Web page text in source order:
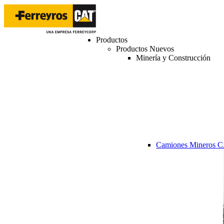
Productos
Productos Nuevos
Minería y Construcción
Camiones Mineros